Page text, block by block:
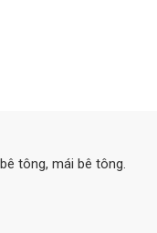
tông, mái bê tông.